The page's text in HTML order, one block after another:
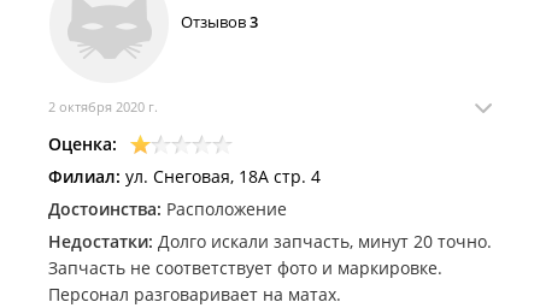
Отзывов3
2 октября 2020 г.
Оценка:
Филиал: ул. Снеговая, 18А стр. 4
Достоинства: Расположение
Недостатки: Долго искали запчасть, минут 20 точно.
Запчасть не соответствует фото и маркировке.
Персонал разговаривает на матах.